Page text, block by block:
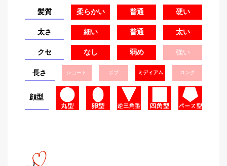
髪質 柔らかい 普通 硬い
太さ 細い 普通 太い
クセ なし 弱め 強い
長さ ショート ボブ ミディアム ロング
顔型